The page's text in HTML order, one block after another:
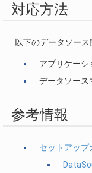
対応方法
以下のデータソース
アプリケーシ
データソース
参考情報
セットアップ